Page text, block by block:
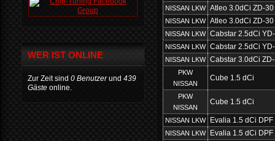
NISSAN LKW Atleo 3.0dCi ZD-30
NISSAN LKW Atleo 3.0dCi ZD-30
NISSAN LKW Cabstar 2.5dCi
NISSAN LKW Cabstar 2.5dCi
NISSAN LKW Cabstar 3.0dCi
PKW
NISSAN
Cube 1.5 dCi
PKW
NISSAN
Cube 1.5 dCi
NISSAN LKW Evalia 1.5 dCi DPF
NISSAN LKW Evalia 1.5 dCi DPF
WER IST ONLINE
Zur Zeit sind 0 Benutzerund 439
Gäste online.